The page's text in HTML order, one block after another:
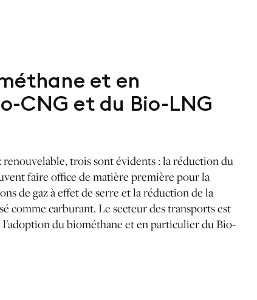
et en
CNG et du Bio-LNG
trois sont évidents : la réduction du
faire office de matière première pour la
de gaz à effet de serre et la réduction de la
comme carburant. Le secteur des transports est
du biométhane et en particulier du Bio-